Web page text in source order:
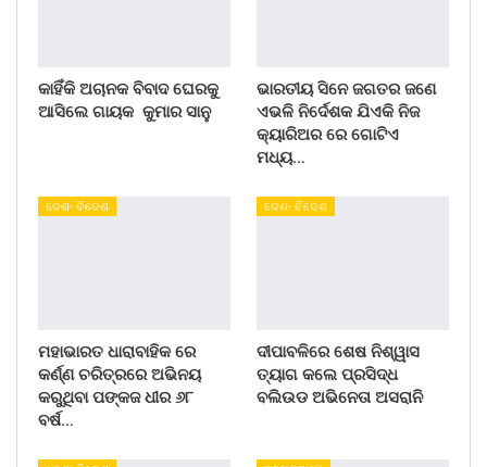
କାହିଁକି ଅଚାନକ ବିବାଦ ଘେରକୁ
ଆସିଲେ ଗାୟକ କୁମାର ସାନୁ
ଭାରତୀୟ ସିନେ ଜଗତର ଜଣେ
ଏଭଳି ନିର୍ଦେଶକ ଯିଏକି ନିଜ
କ୍ୟାରିଅର ରେ ଗୋଟିଏ
ମଧ୍ୟ…
ଦେଶ- ବିଦେଶ
ମହାଭାରତ ଧାରାବାହିକ ରେ
କର୍ଣ୍ଣ ଚରିତ୍ରରେ ଅଭିନୟ
କରୁଥିବା ପଙ୍କଜ ଧୀର ୬୮
ବର୍ଷ…
ଦେଶ- ବିଦେଶ
ଦୀପାବଳିରେ ଶେଷ ନିଶ୍ୱାସ
ତ୍ୟାଗ କଲେ ପ୍ରସିଦ୍ଧ
ବଲିଉଡ ଅଭିନେତା ଅସରାନି